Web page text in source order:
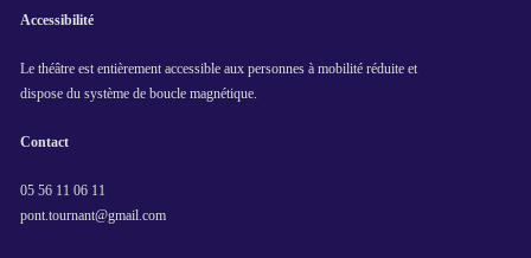
Accessibilité
Le théâtre est entièrement accessible aux personnes à mobilité réduite et
dispose du système de boucle magnétique.
Contact
05 56 11 06 11
pont.tournant@gmail.com